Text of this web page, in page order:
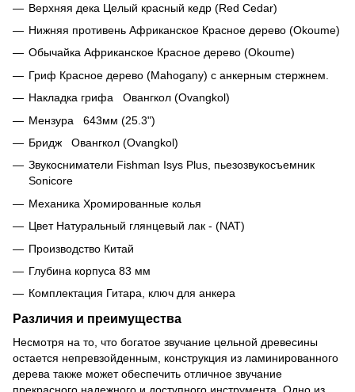
Верхняя дека Целый красный кедр (Red Cedar)
Нижняя противень Африканское Красное дерево (Okoume)
Обычайка Африканское Красное дерево (Okoume)
Гриф Красное дерево (Mahogany) с анкерным стержнем.
Накладка грифа Овангкол (Ovangkol)
Мензура 643мм (25.3")
Бридж Овангкол (Ovangkol)
Звукосниматели Fishman Isys Plus, пьезозвукосъемник
Sonicore
Механика Хромированные колья
Цвет Натуральный глянцевый лак - (NAT)
Производство Китай
Глубина корпуса 83 мм
Комплектация Гитара, ключ для анкера
Различия и преимущества
Несмотря на то, что богатое звучание цельной древесины
остается непревзойденным, конструкция из ламинированного
дерева также может обеспечить отличное звучание